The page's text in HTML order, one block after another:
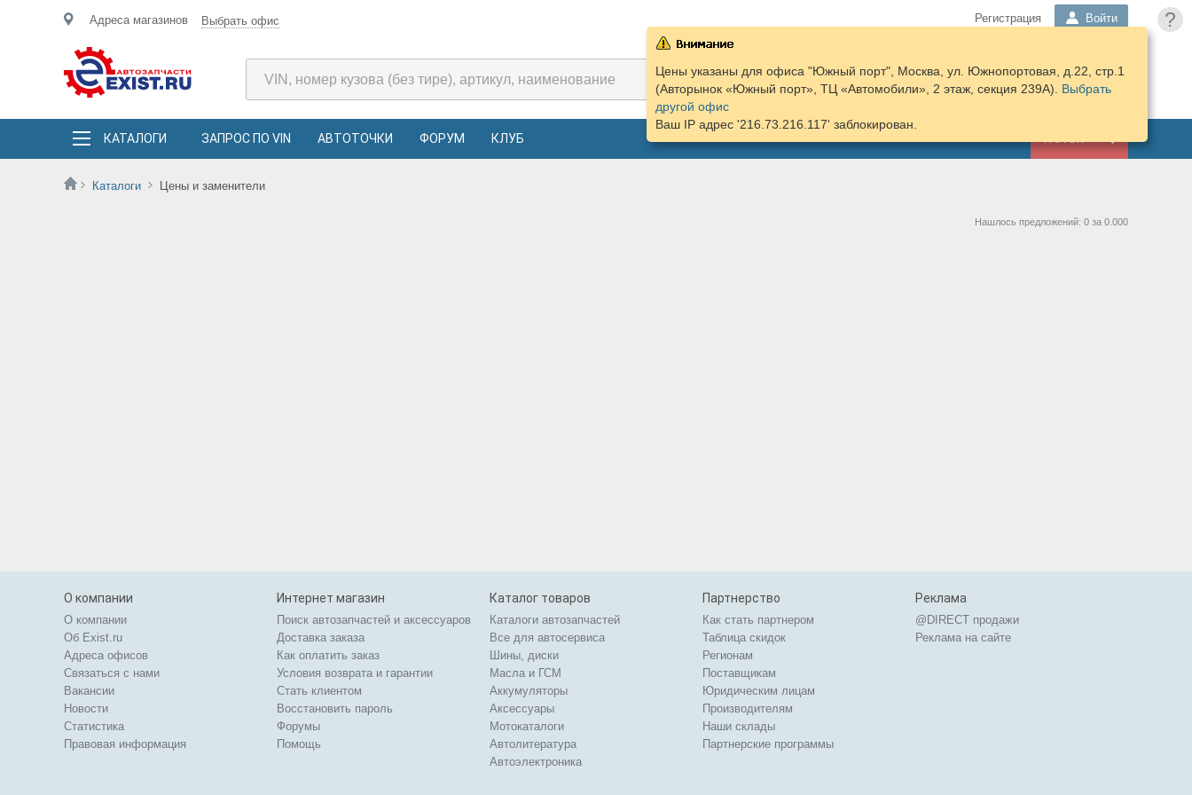
?
Адреса магазинов Выбрать офис Регистрация Войти
КОРЗИНА
ПОДОБРАТЬ
ЗАПЧАСТИ
КАТАЛОГИ ЗАПРОС ПО VIN АВТОТОЧКИ ФОРУМ КЛУБ
Каталоги Цены и заменители
Цены указаны для офиса "Южный порт", Москва, ул. Южнопортовая, д.22, стр.1
(Авторынок «Южный порт», ТЦ «Автомобили», 2 этаж, секция 239А). Выбрать
другой офис
Ваш IP адрес '216.73.216.117' заблокирован.
Нашлось предложений: 0 за 0.000
О компании
О компании
Об Exist.ru
Адреса офисов
Связаться с нами
Вакансии
Новости
Статистика
Правовая информация
Интернет магазин
Поиск автозапчастей и аксессуаров
Доставка заказа
Как оплатить заказ
Условия возврата и гарантии
Стать клиентом
Восстановить пароль
Форумы
Помощь
Каталог товаров
Каталоги автозапчастей
Все для автосервиса
Шины, диски
Масла и ГСМ
Аккумуляторы
Аксессуары
Мотокаталоги
Автолитература
Автоэлектроника
Партнерство
Как стать партнером
Таблица скидок
Регионам
Поставщикам
Юридическим лицам
Производителям
Наши склады
Партнерские программы
Реклама
@DIRECT продажи
Реклама на сайте